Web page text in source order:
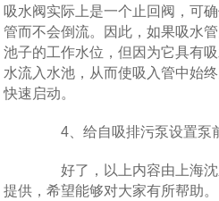
吸水阀实际上是一个止回阀，可
管而不会倒流。因此，如果吸水
池子的工作水位，但因为它具有
水流入水池，从而使吸入管中始
快速启动。
4、给自吸排污泵设置泵
好了，以上内容由上海沈
提供，希望能够对大家有所帮助。